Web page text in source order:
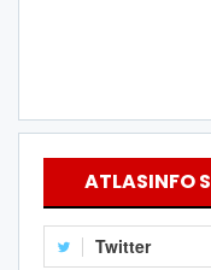
ATLASINFO
Twitter